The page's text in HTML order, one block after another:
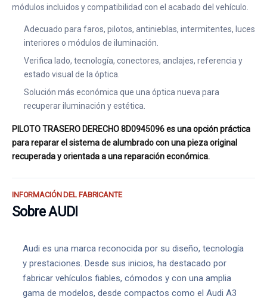
módulos incluidos y compatibilidad con el acabado del vehículo.
Adecuado para faros, pilotos, antinieblas, intermitentes, luces
interiores o módulos de iluminación.
Verifica lado, tecnología, conectores, anclajes, referencia y
estado visual de la óptica.
Solución más económica que una óptica nueva para
recuperar iluminación y estética.
PILOTO TRASERO DERECHO 8D0945096 es una opción práctica
para reparar el sistema de alumbrado con una pieza original
recuperada y orientada a una reparación económica.
INFORMACIÓN DEL FABRICANTE
Sobre AUDI
Audi es una marca reconocida por su diseño, tecnología
y prestaciones. Desde sus inicios, ha destacado por
fabricar vehículos fiables, cómodos y con una amplia
gama de modelos, desde compactos como el Audi A3